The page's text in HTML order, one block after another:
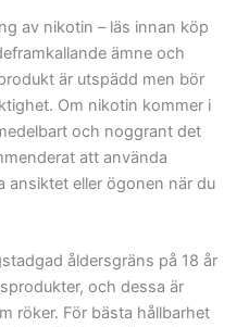
av nikotin – läs innan köp
ämne och
är utspädd men bör
Om nikotin kommer i
och noggrant det
att använda
ansiktet eller ögonen när du
åldersgräns på 18 år
och dessa är
röker. För bästa hållbarhet